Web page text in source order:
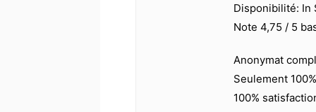
Disponibilité: In
Note 4,75 / 5
Anonymat
Seulement
100%